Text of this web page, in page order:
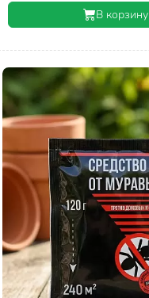
В корзину